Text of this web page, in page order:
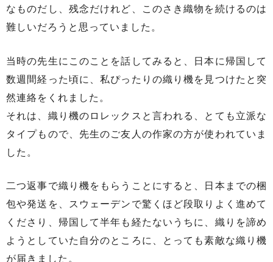
なものだし、残念だけれど、このさき織物を続けるのは
難しいだろうと思っていました。
当時の先生にこのことを話してみると、日本に帰国して
数週間経った頃に、私ぴったりの織り機を見つけたと突
然連絡をくれました。
それは、織り機のロレックスと言われる、とても立派な
タイプもので、先生のご友人の作家の方が使われていま
した。
二つ返事で織り機をもらうことにすると、日本までの梱
包や発送を、スウェーデンで驚くほど段取りよく進めて
くださり、帰国して半年も経たないうちに、織りを諦め
ようとしていた自分のところに、とっても素敵な織り機
が届きました。